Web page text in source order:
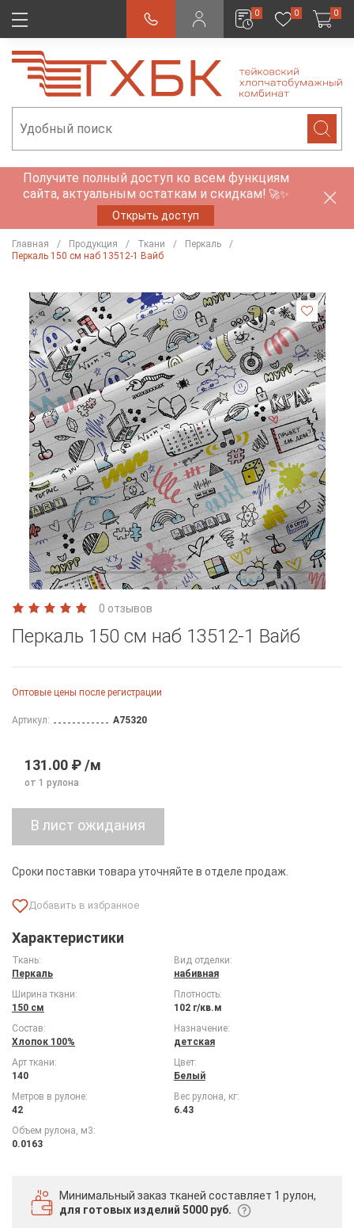
0 0 0
Получите полный доступ ко всем функциям
сайта, актуальным остаткам и скидкам! 🚀✨
Открыть доступ
Главная Продукция Ткани
Перкаль
Перкаль 150 см наб 13512-1 Вайб
0 отзывов
Перкаль 150 см наб 13512-1 Вайб
Оптовые цены после регистрации
Артикул: A75320
131.00 ₽ /м
от 1 рулона
Сроки поставки товара уточняйте в отделе продаж.
Характеристики
Ткань:
Перкаль
Вид отделки:
набивная
Ширина ткани:
150 см
Плотность:
102 г/кв.м
Состав:
Хлопок 100%
Назначение:
детская
Арт ткани:
140
Цвет:
Белый
Метров в рулоне:
42
Вес рулона, кг:
6.43
Объем рулона, м3:
0.0163
Минимальный заказ тканей составляет 1 рулон,
для готовых изделий 5000 руб.